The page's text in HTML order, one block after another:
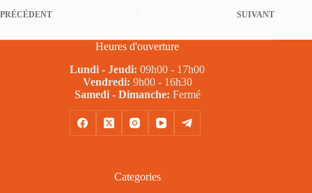
PRÉCÉDENT SUIVANT
Heures d'ouverture
Lundi - Jeudi: 09h00 - 17h00
Vendredi: 9h00 - 16h30
Samedi - Dimanche: Fermé
Categories